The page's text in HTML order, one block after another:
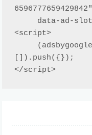
6596777659429842"
<script>
[]).push({});
</script>